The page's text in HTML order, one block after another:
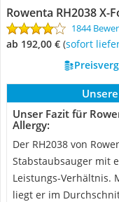
Rowenta RH2038 X-
1844
ab 192,00 € ( Sofort
Unser Fazit für
Allergy:
Der RH2038 von
Stabstaubsauger mit
Leistungs-Verhältnis.
liegt er im